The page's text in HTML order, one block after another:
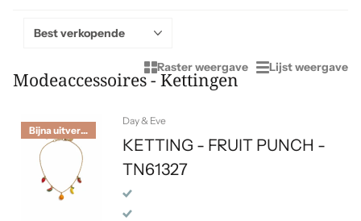
Raster weergave Lijst weergave
Modeaccessoires - Kettingen
Bijna uitverkocht
Day & Eve
KETTING - FRUIT PUNCH -
TN61327